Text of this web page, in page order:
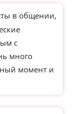
в общении,
с
много
момент и